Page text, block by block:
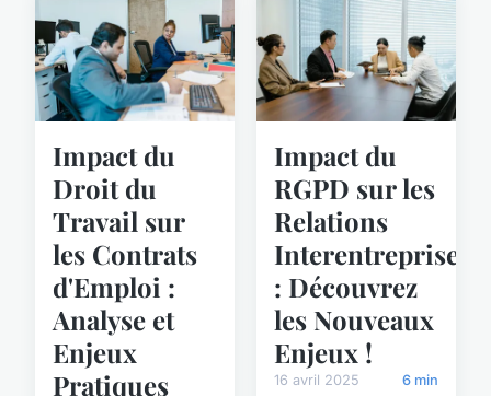
Impact du
Droit du
Travail sur
les Contrats
d'Emploi :
Analyse et
Enjeux
Pratiques
Impact du
RGPD sur les
Relations
Interentreprises
: Découvrez
les Nouveaux
Enjeux !
16 avril 2025 6 min